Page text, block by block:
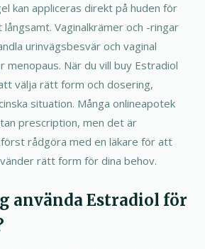
kan appliceras direkt på huden för
Vaginalkrämer och -ringar
urinvägsbesvär och vaginal
När du vill buy Estradiol
välja rätt form och dosering,
situation. Många onlineapotek
prescription, men det är
rådgöra med en läkare för att
rätt form för dina behov.
använda Estradiol för